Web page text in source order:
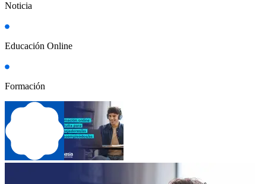
Noticia
Educación Online
Formación